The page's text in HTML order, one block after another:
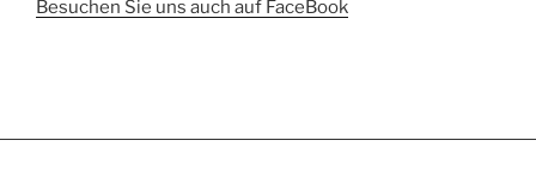
Besuchen Sie uns auch auf FaceBook